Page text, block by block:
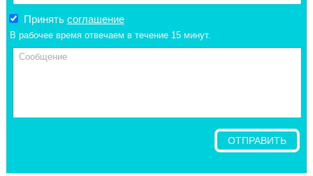
Принять соглашение
В рабочее время отвечаем в течение 15 минут.